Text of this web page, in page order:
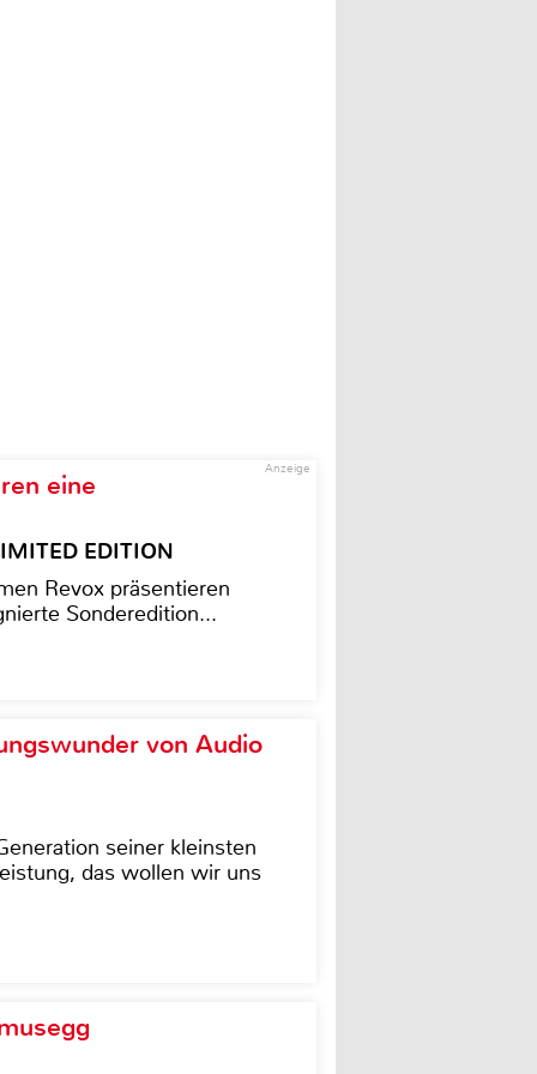
Anzeige
eine
EDITION
Revox präsentieren
Sonderedition...
von Audio
seiner kleinsten
das wollen wir uns